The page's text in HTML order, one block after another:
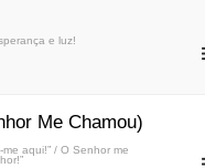
e luz!
Me Chamou)
aqui!” / O Senhor me